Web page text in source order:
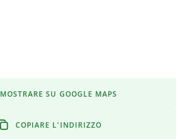
MOSTRARE SU GOOGLE MAPS
COPIARE L'INDIRIZZO